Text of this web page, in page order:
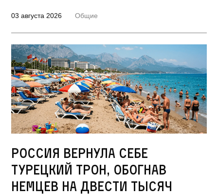
03 августа 2026 Общие
Россия вернула себе
турецкий трон, обогнав
немцев на двести тысяч